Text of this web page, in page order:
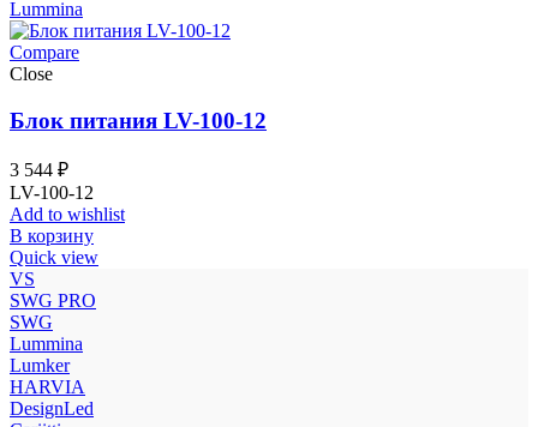
Lummina
Compare
Close
Блок питания LV-100-12
3 544 ₽
LV-100-12
Add to wishlist
В корзину
Quick view
VS
SWG PRO
SWG
Lummina
Lumker
HARVIA
DesignLed